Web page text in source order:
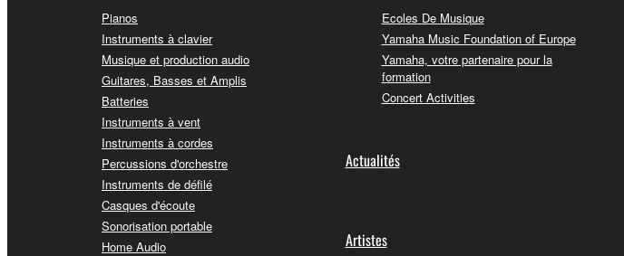
Pianos
Instruments à clavier
Musique et production audio
Guitares, Basses et Amplis
Batteries
Instruments à vent
Instruments à cordes
Percussions d'orchestre
Instruments de défilé
Casques d'écoute
Sonorisation portable
Home Audio
Ecoles De Musique
Yamaha Music Foundation of Europe
Yamaha, votre partenaire pour la
formation
Concert Activities
Actualités
Artistes